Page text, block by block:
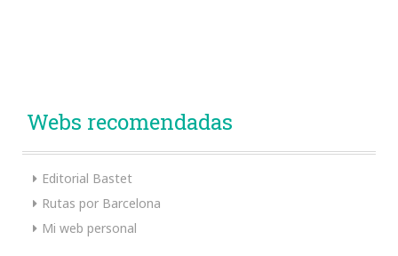
Webs recomendadas
Editorial Bastet
Rutas por Barcelona
Mi web personal